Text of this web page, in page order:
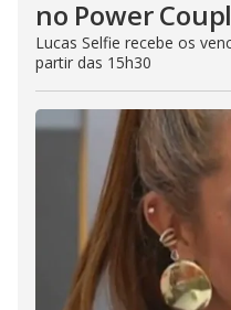
no Power
Lucas Selfie recebe os
partir das 15h30